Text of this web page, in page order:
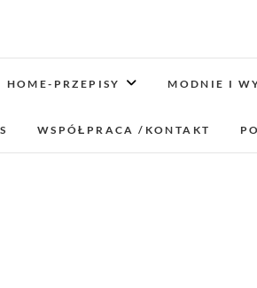
Jaśkowe
ŻYCIE. ZABAWA
HOME-PRZEPISY MODNIE I
WSPÓŁPRACA /KONTAKT